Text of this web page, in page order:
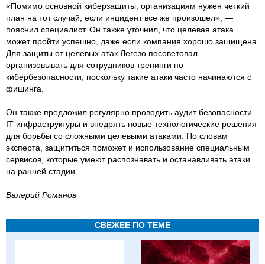
«Помимо основной киберзащиты, организациям нужен четкий
план на тот случай, если инцидент все же произошел», —
пояснил специалист. Он также уточнил, что целевая атака
может пройти успешно, даже если компания хорошо защищена.
Для защиты от целевых атак Легезо посоветовал
организовывать для сотрудников тренинги по
кибербезопасности, поскольку такие атаки часто начинаются с
фишинга.
Он также предложил регулярно проводить аудит безопасности
IT-инфраструктуры и внедрять новые технологические решения
для борьбы со сложными целевыми атаками. По словам
эксперта, защититься поможет и использование специальным
сервисов, которые умеют распознавать и останавливать атаки
на ранней стадии.
Валерий Романов
СВЕЖЕЕ ПО ТЕМЕ